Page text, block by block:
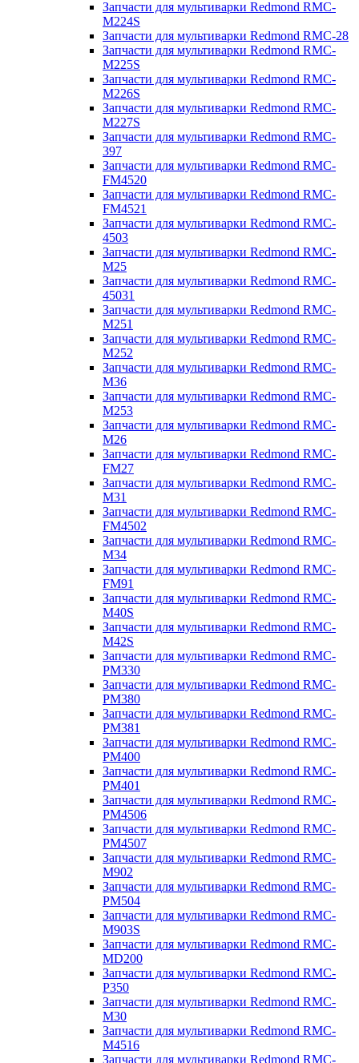
Запчасти для мультиварки Redmond RMC-
M224S
Запчасти для мультиварки Redmond RMC-28
Запчасти для мультиварки Redmond RMC-
M225S
Запчасти для мультиварки Redmond RMC-
M226S
Запчасти для мультиварки Redmond RMC-
M227S
Запчасти для мультиварки Redmond RMC-
397
Запчасти для мультиварки Redmond RMC-
FM4520
Запчасти для мультиварки Redmond RMC-
FM4521
Запчасти для мультиварки Redmond RMC-
4503
Запчасти для мультиварки Redmond RMC-
M25
Запчасти для мультиварки Redmond RMC-
45031
Запчасти для мультиварки Redmond RMC-
M251
Запчасти для мультиварки Redmond RMC-
M252
Запчасти для мультиварки Redmond RMC-
M36
Запчасти для мультиварки Redmond RMC-
M253
Запчасти для мультиварки Redmond RMC-
M26
Запчасти для мультиварки Redmond RMC-
FM27
Запчасти для мультиварки Redmond RMC-
M31
Запчасти для мультиварки Redmond RMC-
FM4502
Запчасти для мультиварки Redmond RMC-
M34
Запчасти для мультиварки Redmond RMC-
FM91
Запчасти для мультиварки Redmond RMC-
M40S
Запчасти для мультиварки Redmond RMC-
M42S
Запчасти для мультиварки Redmond RMC-
PM330
Запчасти для мультиварки Redmond RMC-
PM380
Запчасти для мультиварки Redmond RMC-
PM381
Запчасти для мультиварки Redmond RMC-
PM400
Запчасти для мультиварки Redmond RMC-
PM401
Запчасти для мультиварки Redmond RMC-
PM4506
Запчасти для мультиварки Redmond RMC-
PM4507
Запчасти для мультиварки Redmond RMC-
M902
Запчасти для мультиварки Redmond RMC-
PM504
Запчасти для мультиварки Redmond RMC-
M903S
Запчасти для мультиварки Redmond RMC-
MD200
Запчасти для мультиварки Redmond RMC-
P350
Запчасти для мультиварки Redmond RMC-
M30
Запчасти для мультиварки Redmond RMC-
M4516
Запчасти для мультиварки Redmond RMC-